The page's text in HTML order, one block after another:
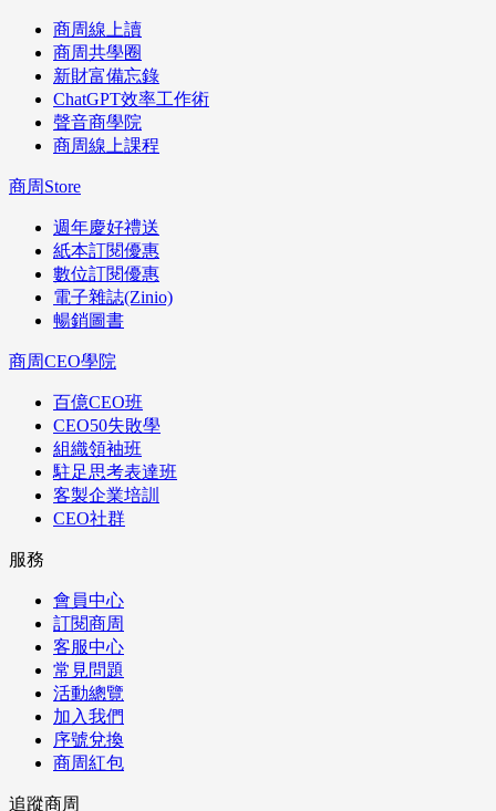
商周線上讀
商周共學圈
新財富備忘錄
ChatGPT效率工作術
聲音商學院
商周線上課程
商周Store
週年慶好禮送
紙本訂閱優惠
數位訂閱優惠
電子雜誌(Zinio)
暢銷圖書
商周CEO學院
百億CEO班
CEO50失敗學
組織領袖班
駐足思考表達班
客製企業培訓
CEO社群
服務
會員中心
訂閱商周
客服中心
常見問題
活動總覽
加入我們
序號兌換
商周紅包
追蹤商周